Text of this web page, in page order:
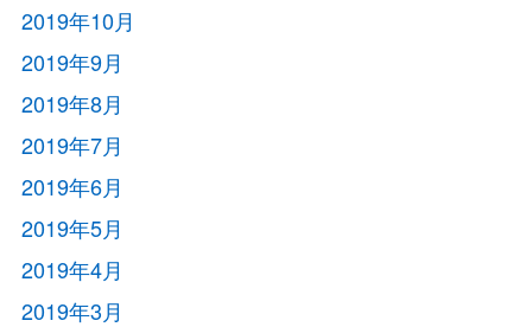
2019年10月
2019年9月
2019年8月
2019年7月
2019年6月
2019年5月
2019年4月
2019年3月